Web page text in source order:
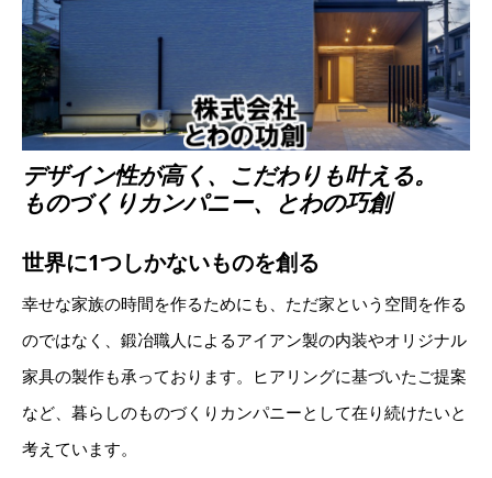
デザイン性が高く、こだわりも叶える。
ものづくりカンパニー、とわの巧創
世界に1つしかないものを創る
幸せな家族の時間を作るためにも、ただ家という空間を作る
のではなく、鍛冶職人によるアイアン製の内装やオリジナル
家具の製作も承っております。ヒアリングに基づいたご提案
など、暮らしのものづくりカンパニーとして在り続けたいと
考えています。